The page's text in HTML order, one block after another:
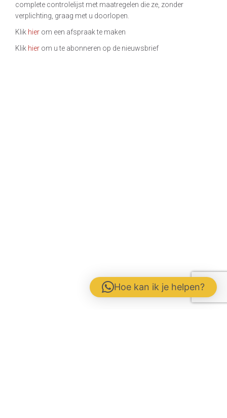
complete controlelijst met maatregelen die ze, zonder
verplichting, graag met u doorlopen.
Klik hier om een afspraak te maken
Klik hier om u te abonneren op de nieuwsbrief
Hoe kan ik je helpen?